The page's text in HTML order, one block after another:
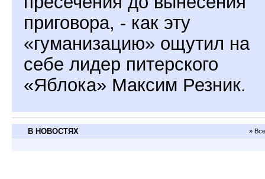
приговора, - как эту
«гуманизацию» ощутил на
себе лидер питерского
«Яблока» Максим Резник.
В НОВОСТЯХ »